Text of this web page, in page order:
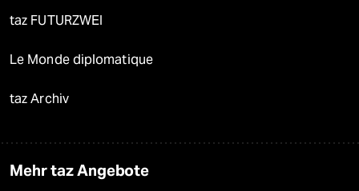
taz FUTURZWEI
Le Monde diplomatique
taz Archiv
Mehr taz Angebote